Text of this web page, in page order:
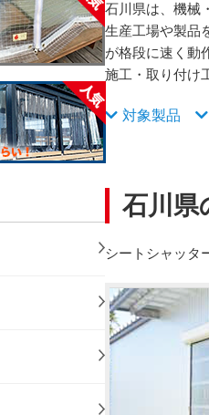
石川県は、機械
生産工場や製品
が格段に速く動
施工・取り付け
対象製品
石川県
シートシャッタ